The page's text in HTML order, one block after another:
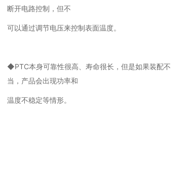
断开电路控制，但不
可以通过调节电压来控制表面温度。
◆PTC本身可靠性很高、寿命很长，但是如果装配不
当，产品会出现功率和
温度不稳定等情形。